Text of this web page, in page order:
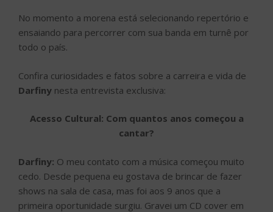
No momento a morena está selecionando repertório e
ensaiando para percorrer com sua banda em turnê por
todo o país.
Confira curiosidades e fatos sobre a carreira e vida de
Darfiny nesta entrevista exclusiva:
Acesso Cultural: Com quantos anos começou a
cantar?
Darfiny: O meu contato com a música começou muito
cedo. Desde pequena eu gostava de brincar de fazer
shows na sala de casa, mas foi aos 9 anos que a
primeira oportunidade surgiu. Gravei um CD cover em